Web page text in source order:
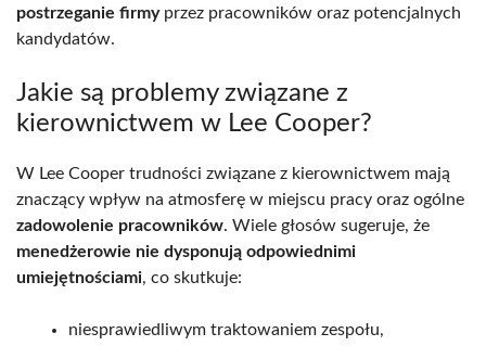
postrzeganie firmyprzez pracowników oraz potencjalnych
kandydatów.
Jakie są problemy związane z
kierownictwem w Lee Cooper?
W Lee Cooper trudności związane z kierownictwem mają
znaczący wpływ na atmosferę w miejscu pracy oraz ogólne
zadowolenie pracowników. Wiele głosów sugeruje, że
menedżerowie nie dysponują odpowiednimi
umiejętnościami, co skutkuje:
niesprawiedliwym traktowaniem zespołu,